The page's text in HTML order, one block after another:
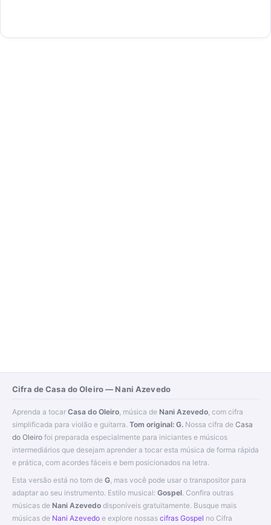
Cifra de Casa do Oleiro — Nani Azevedo
Aprenda a tocar Casa do Oleiro , música de Nani Azevedo , com cifra
simplificada para violão e guitarra. Tom original: G. Nossa cifra de Casa
do Oleiro foi preparada especialmente para iniciantes e músicos
intermediários que desejam aprender a tocar esta música de forma rápida
e prática, com acordes fáceis e bem posicionados na letra.
Esta versão está no tom de G , mas você pode usar o transpositor para
adaptar ao seu instrumento. Estilo musical: Gospel. Confira outras
músicas de Nani Azevedo disponíveis gratuitamente. Busque mais
músicas de Nani Azevedo e explore nossas cifras Gospel no Cifra